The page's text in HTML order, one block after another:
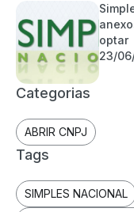
optar
23/
Categorias
ABRIR CNPJ
Tags
SIMPLES NACIONAL